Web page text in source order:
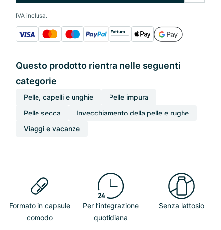
IVA inclusa.
Questo prodotto rientra nelle seguenti
categorie
Pelle, capelli e unghie
Pelle impura
Pelle secca
Invecchiamento della pelle e rughe
Viaggi e vacanze
Formato in capsule
comodo
Per l’integrazione
quotidiana
Senza lattosio